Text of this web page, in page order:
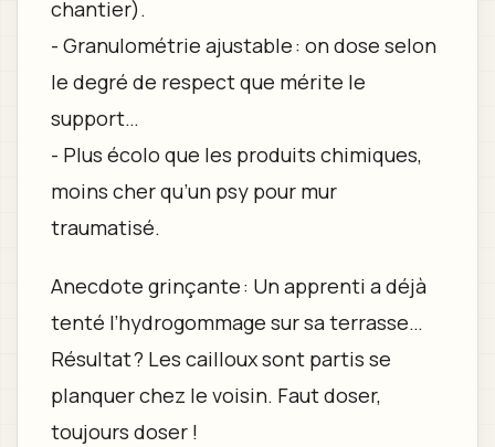
chantier).
- Granulométrie ajustable : on dose selon
le degré de respect que mérite le
support…
- Plus écolo que les produits chimiques,
moins cher qu’un psy pour mur
traumatisé.
Anecdote grinçante : Un apprenti a déjà
tenté l’hydrogommage sur sa terrasse…
Résultat ? Les cailloux sont partis se
planquer chez le voisin. Faut doser,
toujours doser !